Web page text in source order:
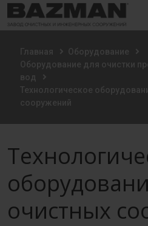
Главная
Оборудование
Оборудование для очистки
вод
Технологическое
сооружений
очистных